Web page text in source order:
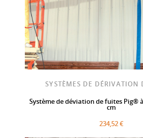
SYSTÈMES DE DÉRIVATION
Système de déviation de fuites Pig®
cm
234,52 €